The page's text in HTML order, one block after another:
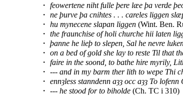
・ feowertene niht fulle þere læe þa verde
・ ne þurve þa cnihtes . . . careles liggen
・ hu mynecene slapan liggen (Wint. Ben.
・ the fraunchise of holi churche hii laten
・ þanne he lieþ to slepen, Sal he nevre
・ on a bed of gold she lay to reste Til that
・ faire in the soond, to bathe hire myrily,
・ --- and in my barm ther lith to wepe Thi
・ ennȝless stanndenn aȝȝ occ aȝȝ To lofenn
・ --- he stood for to biholde (Ch. TC i 310)